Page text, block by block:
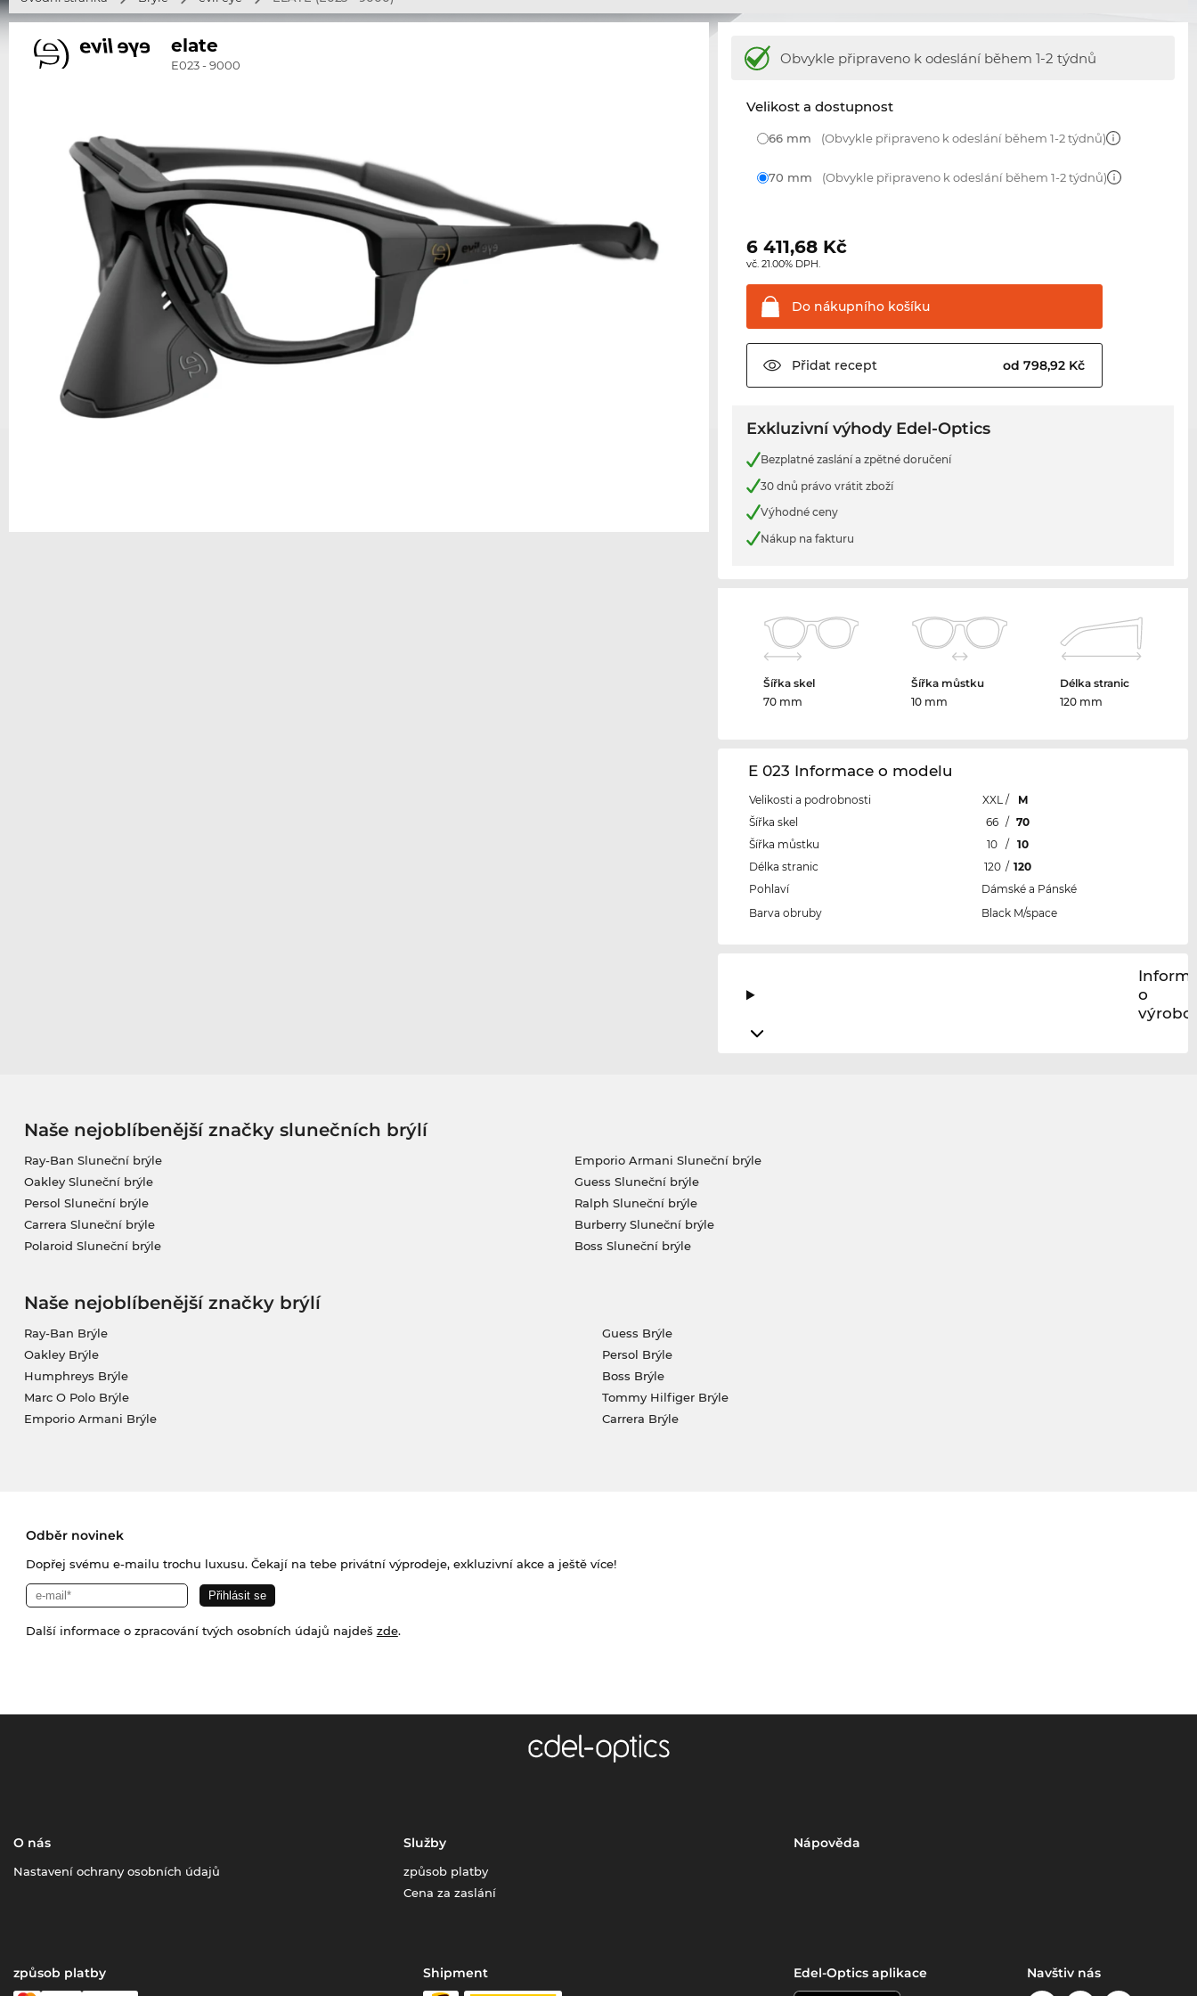
elate
E023 - 9000 Obvykle připraveno k odeslání během 1-2 týdnů
Velikost a dostupnost
66 mm (Obvykle připraveno k odeslání během 1-2 týdnů)
70 mm (Obvykle připraveno k odeslání během 1-2 týdnů)
6 411,68 Kč
vč. 21.00% DPH.
Do nákupního košíku
Přidat recept od 798,92 Kč
Exkluzivní výhody Edel-Optics
Bezplatné zaslání a zpětné doručení
30 dnů právo vrátit zboží
Výhodné ceny
Nákup na fakturu
Šířka skel
70 mm
Šířka můstku
10 mm
Délka stranic
120 mm
E 023 Informace o modelu
Velikosti a podrobnosti XXL /
M
Šířka skel
66 / 70
Šířka můstku
10 / 10
Délka stranic
120 / 120
Pohlaví
Dámské a Pánské
Barva obruby
Black M/space
o
výrobci
Naše nejoblíbenější značky slunečních brýlí
Ray-Ban Sluneční brýle
Oakley Sluneční brýle
Persol Sluneční brýle
Carrera Sluneční brýle
Polaroid Sluneční brýle
Emporio Armani Sluneční brýle
Guess Sluneční brýle
Ralph Sluneční brýle
Burberry Sluneční brýle
Boss Sluneční brýle
Naše nejoblíbenější značky brýlí
Ray-Ban Brýle
Oakley Brýle
Humphreys Brýle
Marc O Polo Brýle
Emporio Armani Brýle
Guess Brýle
Persol Brýle
Boss Brýle
Tommy Hilfiger Brýle
Carrera Brýle
Odběr novinek
Dopřej svému e-mailu trochu luxusu. Čekají na tebe privátní výprodeje, exkluzivní akce a ještě více!
Další informace o zpracování tvých osobních údajů najdeš zde.
O nás
Nastavení ochrany osobních údajů
Služby
způsob platby
Cena za zaslání
Nápověda
způsob platby Shipment Edel-Optics aplikace Navštiv nás